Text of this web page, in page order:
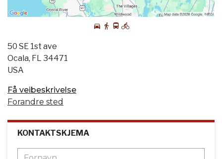
50 SE 1st ave
Ocala, FL 34471
USA
Få veibeskrivelse
Forandre sted
KONTAKTSKJEMA